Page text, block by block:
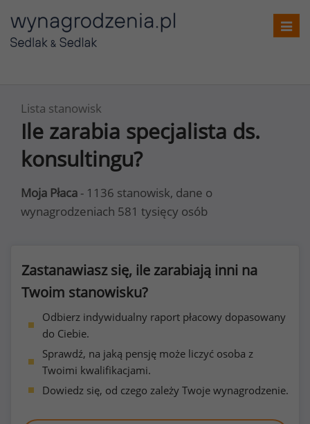
Lista stanowisk
Ile zarabia specjalista ds.
konsultingu?
Moja Płaca - 1136 stanowisk, dane o
wynagrodzeniach 581 tysięcy osób
Zastanawiasz się, ile zarabiają inni na
Twoim stanowisku?
Odbierz indywidualny raport płacowy dopasowany
do Ciebie.
Sprawdź, na jaką pensję może liczyć osoba z
Twoimi kwalifikacjami.
Dowiedz się, od czego zależy Twoje wynagrodzenie.